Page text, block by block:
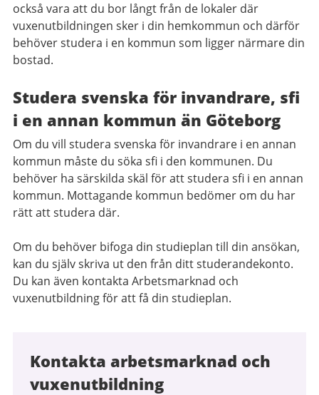
också vara att du bor långt från de lokaler där
vuxenutbildningen sker i din hemkommun och därför
behöver studera i en kommun som ligger närmare din
bostad.
Studera svenska för invandrare, sfi
i en annan kommun än Göteborg
Om du vill studera svenska för invandrare i en annan
kommun måste du söka sfi i den kommunen. Du
behöver ha särskilda skäl för att studera sfi i en annan
kommun. Mottagande kommun bedömer om du har
rätt att studera där.
Om du behöver bifoga din studieplan till din ansökan,
kan du själv skriva ut den från ditt studerandekonto.
Du kan även kontakta Arbetsmarknad och
vuxenutbildning för att få din studieplan.
Kontakta arbetsmarknad och
vuxenutbildning